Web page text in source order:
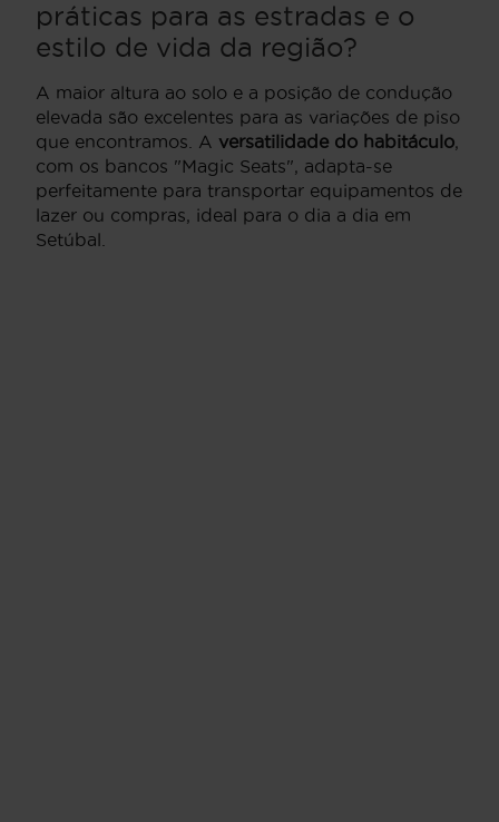
práticas para as estradas e o
estilo de vida da região?
A maior altura ao solo e a posição de condução
elevada são excelentes para as variações de piso
que encontramos. A versatilidade do habitáculo,
com os bancos "Magic Seats", adapta-se
perfeitamente para transportar equipamentos de
lazer ou compras, ideal para o dia a dia em
Setúbal.